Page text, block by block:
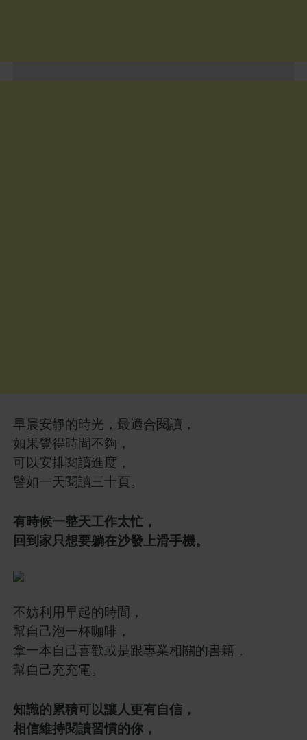
早晨安靜的時光，最適合閱讀，
如果覺得時間不夠，
可以安排閱讀進度，
譬如一天閱讀三十頁。
有時候一整天工作太忙，
回到家只想要躺在沙發上滑手機。
不妨利用早起的時間，
幫自己泡一杯咖啡，
拿一本自己喜歡或是跟專業相關的書籍，
幫自己充充電。
知識的累積可以讓人更有自信，
相信維持閱讀習慣的你，